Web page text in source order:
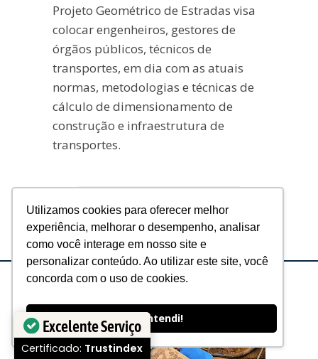
Utilizamos cookies para oferecer melhor
experiência, melhorar o desempenho, analisar
como você interage em nosso site e
personalizar conteúdo. Ao utilizar este site, você
concorda com o uso de cookies.
Ok, entendi!
Projeto Geométrico de Estradas visa
colocar engenheiros, gestores de
órgãos públicos, técnicos de
transportes, em dia com as atuais
normas, metodologias e técnicas de
cálculo de dimensionamento de
construção e infraestrutura de
transportes.
Informações e Matrículas
Excelente Serviço
Certificado: Trustindex